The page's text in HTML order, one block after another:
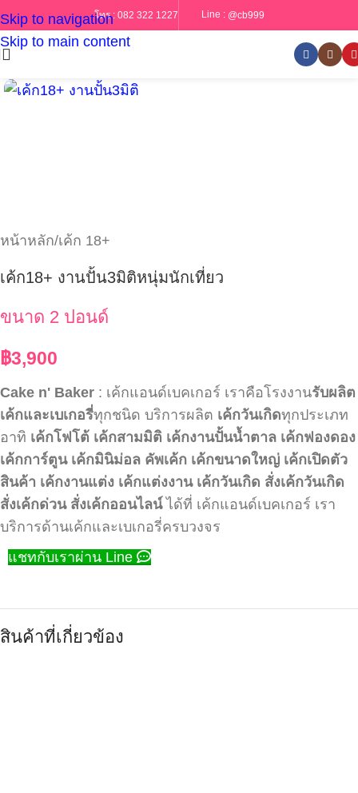
Skip to navigation
Skip to main content
โทร : 082 322 1227 Line : @cb999
หน้าหลัก/เค้ก 18+
เค้ก18+ งานปั้น3มิติหนุ่มนักเที่ยว
ขนาด 2 ปอนด์
฿3,900
Cake n' Baker : เค้กแอนด์เบคเกอร์ เราคือโรงงานรับผลิต
เค้กและเบเกอรี่ทุกชนิด บริการผลิต เค้กวันเกิดทุกประเภท
อาทิ เค้กโฟโต้ เค้กสามมิติ เค้กงานปั้นน้ำตาล เค้กฟองดอง
เค้กการ์ตูน เค้กมินิม่อล คัพเค้ก เค้กขนาดใหญ่ เค้กเปิดตัว
สินค้า เค้กงานแต่ง เค้กแต่งงาน เค้กวันเกิด สั่งเค้กวันเกิด
สั่งเค้กด่วน สั่งเค้กออนไลน์ได้ที่ เค้กแอนด์เบคเกอร์ เรา
บริการด้านเค้กและเบเกอรี่ครบวงจร
แชทกับเราผ่าน Line
สินค้าที่เกี่ยวข้อง